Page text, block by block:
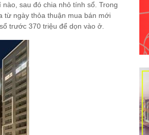
sau đó chia nhỏ tính sổ. Trong
từ ngày thỏa thuận mua bán mới
trước 370 triệu để dọn vào ở.